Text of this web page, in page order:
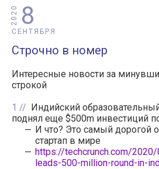
8
СЕНТЯБРЯ
2020
Строчно в номер
Интересные новости за
строкой
1
Индийский образовательный
поднял еще $500m инвестиций
И что? Это самый дорогой
стартап в мире
https://techcrunch.com/
leads-500-million-round-in-